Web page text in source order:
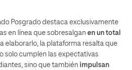
Posgrado destaca exclusivamente
en línea que sobresalgan en un total
elaborarlo, la plataforma resalta que
solo cumplen las expectativas
sino que también impulsan